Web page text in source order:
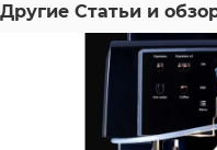
Другие Статьи и